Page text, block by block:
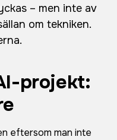
– men inte av
om tekniken.
projekt:
eftersom man inte